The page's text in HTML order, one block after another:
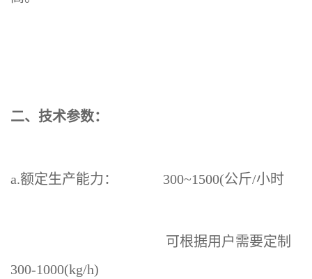
二、技术参数：
a.额定生产能力： 300~1500(公斤/小时
可根据用户需要定制
300-1000(kg/h)